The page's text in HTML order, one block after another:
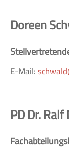
Doreen
E-Mail:
PD Dr.